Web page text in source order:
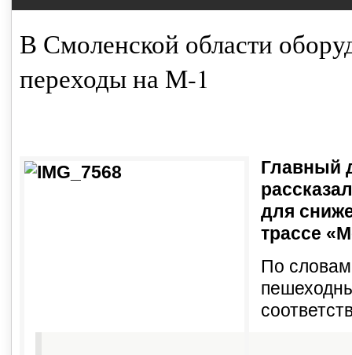
В Смоленской области
переходы на М-1
Главный
для
трассе
По